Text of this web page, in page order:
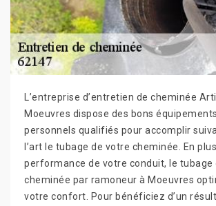
L’entreprise d’entretien de cheminée
Moeuvres dispose des bons
personnels qualifiés pour accomplir
l’art le tubage de votre cheminée. En
performance de votre conduit, le tubage
cheminée par ramoneur à Moeuvres
votre confort. Pour bénéficiez d’un